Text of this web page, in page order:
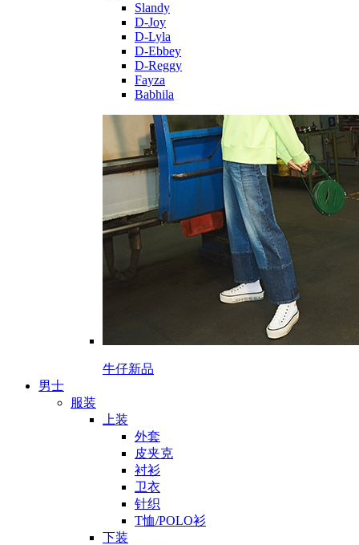
Slandy
D-Joy
D-Lyla
D-Ebbey
D-Reggy
Fayza
Babhila
牛仔新品
男士
服装
上装
外套
皮夹克
衬衫
卫衣
针织
T恤/POLO衫
下装